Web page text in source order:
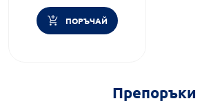
ПОРЪЧАЙ
Препоръки